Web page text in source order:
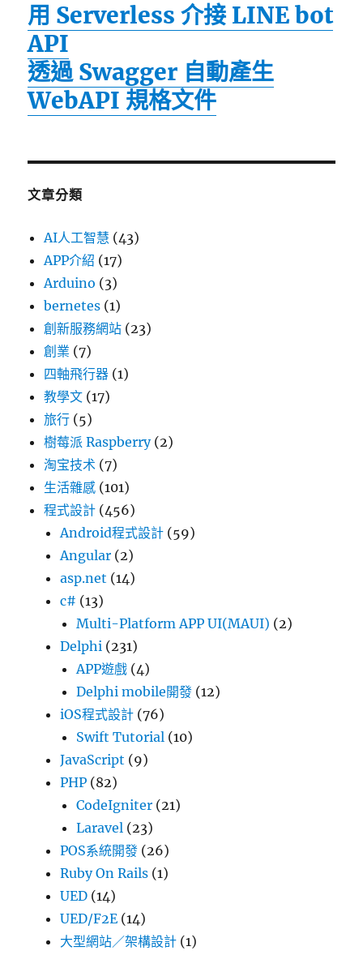
用 Serverless 介接 LINE bot
API
透過 Swagger 自動產生
WebAPI 規格文件
文章分類
AI人工智慧 (43)
APP介紹 (17)
Arduino (3)
bernetes (1)
創新服務網站 (23)
創業 (7)
四軸飛行器 (1)
教學文 (17)
旅行 (5)
樹莓派 Raspberry(2)
淘宝技术 (7)
生活雜感 (101)
程式設計 (456)
Android程式設計 (59)
Angular (2)
asp.net (14)
c# (13)
Multi-Platform APP UI(MAUI) (2)
Delphi (231)
APP遊戲 (4)
Delphi mobile開發 (12)
iOS程式設計 (76)
Swift Tutorial (10)
JavaScript (9)
PHP (82)
CodeIgniter (21)
Laravel (23)
POS系統開發 (26)
Ruby On Rails (1)
UED (14)
UED/F2E (14)
大型網站／架構設計 (1)